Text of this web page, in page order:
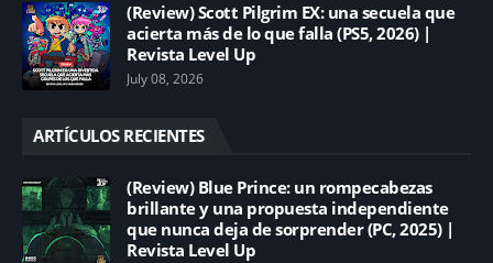
(Review) Scott Pilgrim EX: una secuela que
acierta más de lo que falla (PS5, 2026) |
Revista Level Up
July 08, 2026
ARTÍCULOS RECIENTES
(Review) Blue Prince: un rompecabezas
brillante y una propuesta independiente
que nunca deja de sorprender (PC, 2025) |
Revista Level Up